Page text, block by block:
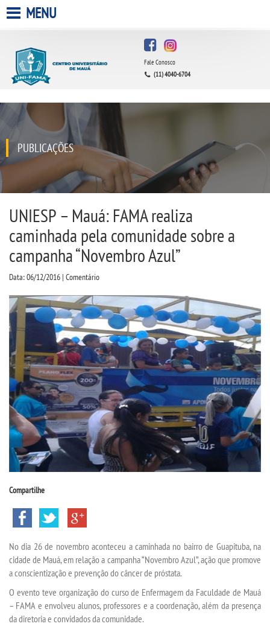
A FACULDADE
QUEM SOMOS
ESTÁGIOS
INFRAESTRUTURA
BIBLIOTECA
CPA
CPSA
PROUNI
ACOMPANHAMENTO EGRESSO
CURSOS
BACHARELADOS
LICENCIATURAS
INSCREVA-SE
TRANSFERÊNCIA
MENU
Fale Conosco
(11) 4040-6704
PUBLICAÇÕES
UNIESP – Mauá: FAMA realiza
caminhada pela comunidade sobre a
campanha “Novembro Azul”
Data: 06/12/2016 | Comentário
Compartilhe
No dia 26 de novembro aconteceu a caminhada no bairro de Guapituba, na
cidade de Mauá, em relação a campanha “Novembro Azul”, ação que promove
a conscientização e prevenção do câncer de próstata.
O evento teve organização do curso de Enfermagem da Faculdade de Mauá
– FAMA e envolveu alunos, professores e a coordenação, além da presença
da diretoria e convidados da comunidade.